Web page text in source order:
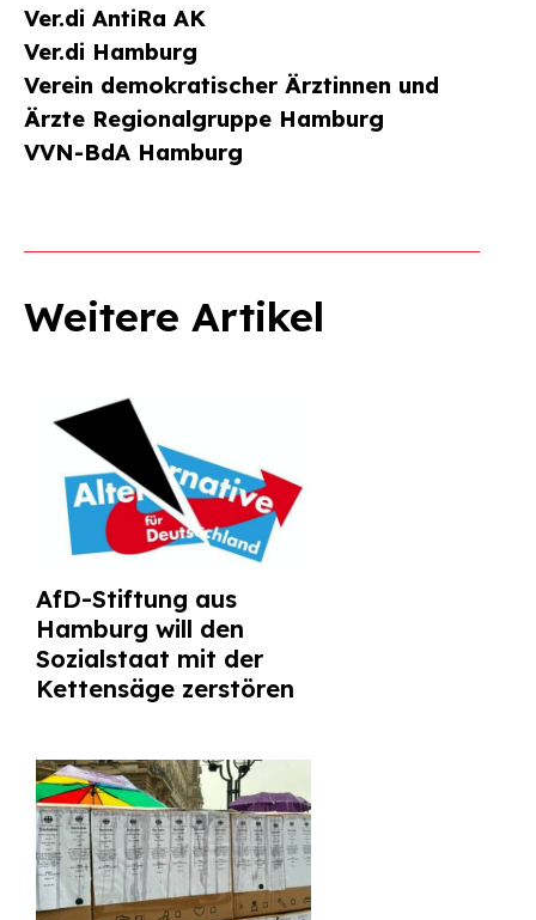
Ver.di AntiRa AK
Ver.di Hamburg
Verein demokratischer Ärztinnen und
Ärzte Regionalgruppe Hamburg
VVN-BdA Hamburg
Weitere Artikel
AfD-Stiftung aus
Hamburg will den
Sozialstaat mit der
Kettensäge zerstören